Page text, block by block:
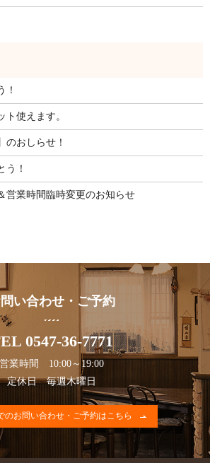
！
ト使えます。
のおしらせ！
！
営業時間臨時変更のお知らせ
い合わせ・ご予約
0547-36-7771
営業時間 10:00～19:00
定休日 毎週木曜日
のお問い合わせ・ご予約はこちら